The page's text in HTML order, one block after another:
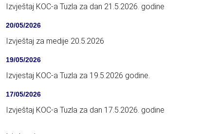
Izvještaj KOC-a Tuzla za dan 21.5.2026. godine
20/05/2026
Izvještaj za medije 20.5.2026
19/05/2026
Izvjestaj KOC-a Tuzla za 19.5.2026 godine.
17/05/2026
Izvještaj KOC-a Tuzla za dan 17.5.2026. godine